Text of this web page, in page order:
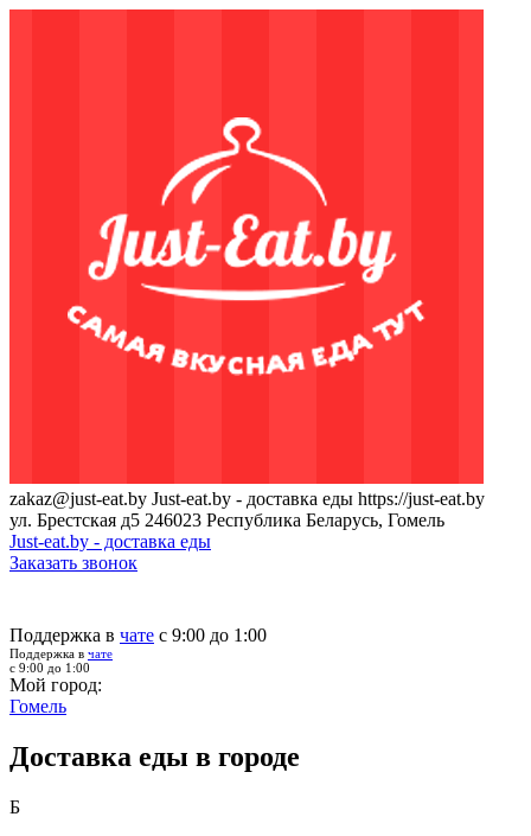
zakaz@just-eat.by Just-eat.by - доставка еды https://just-eat.by
ул. Брестская д5 246023 Республика Беларусь, Гомель
Just-eat.by - доставка еды
Заказать звонок
Поддержка в чате с 9:00 до 1:00
Поддержка в чате
с 9:00 до 1:00
Мой город:
Гомель
Доставка еды в городе
Б